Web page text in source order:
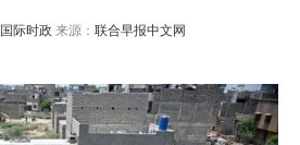
国际时政 来源： 联合早报中文网